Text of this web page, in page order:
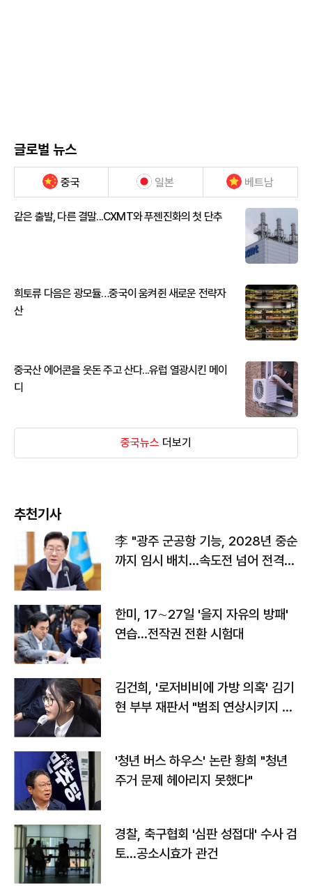
글로벌 뉴스
중국 일본 베트남
같은 출발, 다른 결말...CXMT와 푸젠진화의 첫 단추
희토류 다음은 광모듈…중국이 움켜쥔 새로운 전략자
산
중국산 에어콘을 웃돈 주고 산다...유럽 열광시킨 메이
디
중국뉴스 더보기
추천기사
李 "광주 군공항 기능, 2028년 중순
까지 임시 배치…속도전 넘어 전격
한미, 17∼27일 '을지 자유의 방패'
연습…전작권 전환 시험대
김건희, '로저비비에 가방 의혹' 김기
현 부부 재판서 "범죄 연상시키지 말
'청년 버스 하우스' 논란 황희 "청년
주거 문제 헤아리지 못했다"
경찰, 축구협회 '심판 성접대' 수사 검
토…공소시효가 관건